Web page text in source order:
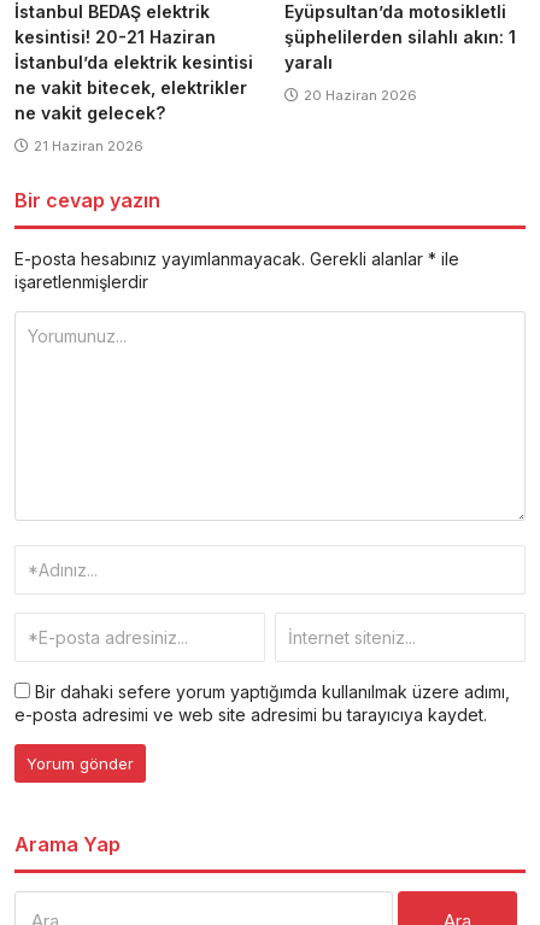
İstanbul BEDAŞ elektrik
kesintisi! 20-21 Haziran
İstanbul’da elektrik kesintisi
ne vakit bitecek, elektrikler
ne vakit gelecek?
21 Haziran 2026
Eyüpsultan’da motosikletli
şüphelilerden silahlı akın: 1
yaralı
20 Haziran 2026
Bir cevap yazın
E-posta hesabınız yayımlanmayacak. Gerekli alanlar * ile
işaretlenmişlerdir
Bir dahaki sefere yorum yaptığımda kullanılmak üzere adımı,
e-posta adresimi ve web site adresimi bu tarayıcıya kaydet.
Arama Yap